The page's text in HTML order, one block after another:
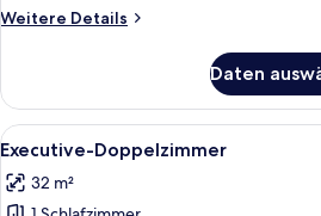
Weitere Details
Weitere
Dreibettzimmer
Daten
Alle
Fotos
für
Ein
4
Executive-Doppelzimmer
32 m²